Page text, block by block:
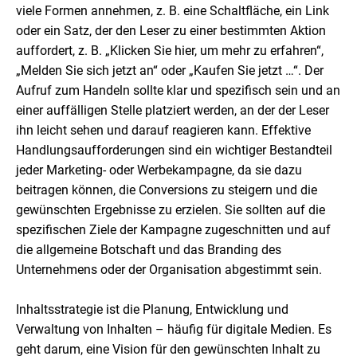
viele Formen annehmen, z. B. eine Schaltfläche, ein Link
oder ein Satz, der den Leser zu einer bestimmten Aktion
auffordert, z. B. „Klicken Sie hier, um mehr zu erfahren“,
„Melden Sie sich jetzt an“ oder „Kaufen Sie jetzt …“. Der
Aufruf zum Handeln sollte klar und spezifisch sein und an
einer auffälligen Stelle platziert werden, an der der Leser
ihn leicht sehen und darauf reagieren kann. Effektive
Handlungsaufforderungen sind ein wichtiger Bestandteil
jeder Marketing- oder Werbekampagne, da sie dazu
beitragen können, die Conversions zu steigern und die
gewünschten Ergebnisse zu erzielen. Sie sollten auf die
spezifischen Ziele der Kampagne zugeschnitten und auf
die allgemeine Botschaft und das Branding des
Unternehmens oder der Organisation abgestimmt sein.
Inhaltsstrategie ist die Planung, Entwicklung und
Verwaltung von Inhalten – häufig für digitale Medien. Es
geht darum, eine Vision für den gewünschten Inhalt zu